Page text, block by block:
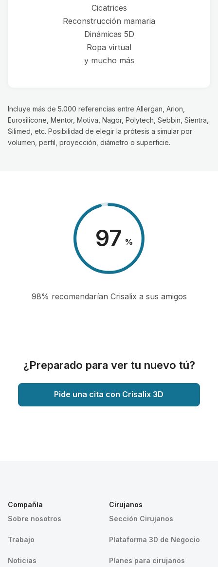
Cicatrices
Reconstrucción mamaria
Dinámicas 5D
Ropa virtual
y mucho más
Incluye más de 5.000 referencias entre Allergan, Arion,
Eurosilicone, Mentor, Motiva, Nagor, Polytech, Sebbin, Sientra,
Silimed, etc. Posibilidad de elegir la prótesis a simular por
volumen, perfil, proyección, diámetro o superficie.
98 %
98% recomendarían Crisalix a sus amigos
¿Preparado para ver tu nuevo tú?
Pide una cita con Crisalix 3D
Compañía
Sobre nosotros
Trabajo
Noticias
Cirujanos
Sección Cirujanos
Plataforma 3D de Negocio
Planes para cirujanos